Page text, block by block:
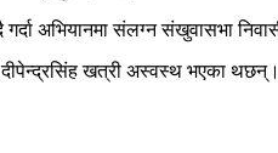
अभियानमा संलग्न संखुवासभा
खत्री अस्वस्थ भएका